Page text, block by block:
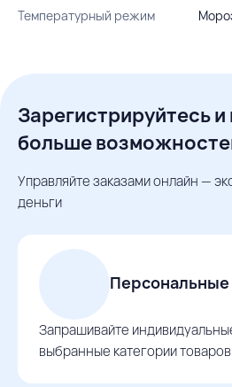
Температурный режим
Зарегистрируйтесь и
больше
Управляйте заказами онлайн —
деньги
Запрашивайте
выбранные категории